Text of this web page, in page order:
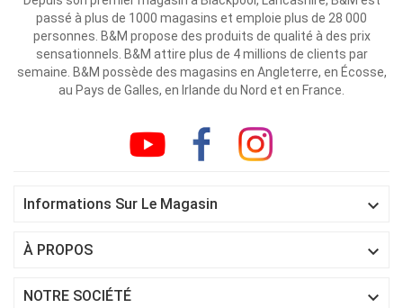
passé à plus de 1000 magasins et emploie plus de 28 000
personnes. B&M propose des produits de qualité à des prix
sensationnels. B&M attire plus de 4 millions de clients par
semaine. B&M possède des magasins en Angleterre, en Écosse,
au Pays de Galles, en Irlande du Nord et en France.
Informations Sur Le Magasin 
À PROPOS 
NOTRE SOCIÉTÉ 